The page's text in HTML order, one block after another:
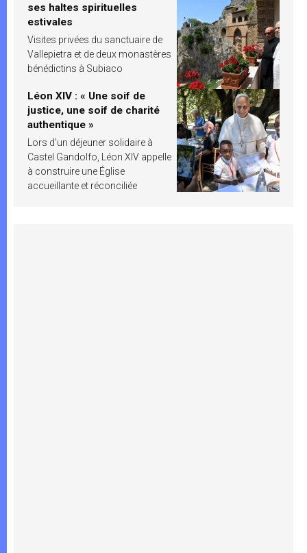
ses haltes spirituelles
estivales
Visites privées du sanctuaire de
Vallepietra et de deux monastères
bénédictins à Subiaco
Léon XIV : « Une soif de
justice, une soif de charité
authentique »
Lors d’un déjeuner solidaire à
Castel Gandolfo, Léon XIV appelle
à construire une Église
accueillante et réconciliée